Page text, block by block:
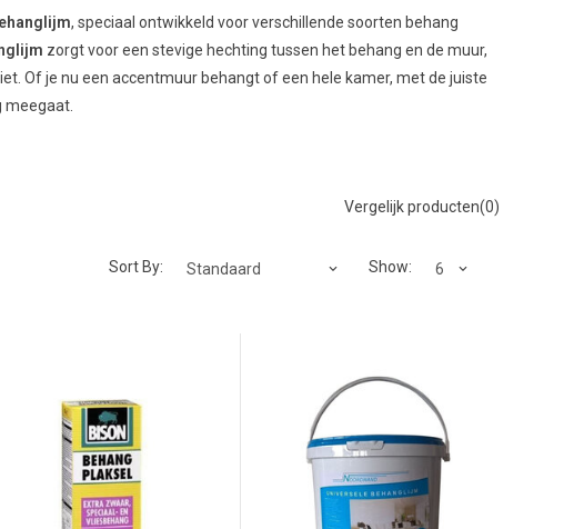
, speciaal ontwikkeld voor verschillende soorten behang
zorgt voor een stevige hechting tussen het behang en de muur,
Of je nu een accentmuur behangt of een hele kamer, met de juiste
meegaat.
Vergelijk producten(0)
Show:
Sort By: